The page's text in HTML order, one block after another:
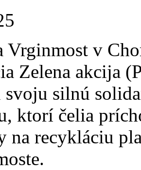
Vrginmost v
Zelena akcija
silnú
ktorí čelia
na recykláciu